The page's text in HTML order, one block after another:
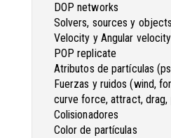
DOP networks
Solvers, sources y objects
Velocity y Angular velocity
POP replicate
Atributos de partículas
Fuerzas y ruidos (wind,
curve force, attract,
Colisionadores
Color de partículas